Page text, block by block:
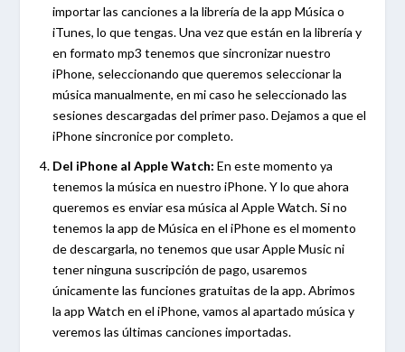
importar las canciones a la librería de la app Música o
iTunes, lo que tengas. Una vez que están en la librería y
en formato mp3 tenemos que sincronizar nuestro
iPhone, seleccionando que queremos seleccionar la
música manualmente, en mi caso he seleccionado las
sesiones descargadas del primer paso. Dejamos a que el
iPhone sincronice por completo.
Del iPhone al Apple Watch: En este momento ya
tenemos la música en nuestro iPhone. Y lo que ahora
queremos es enviar esa música al Apple Watch. Si no
tenemos la app de Música en el iPhone es el momento
de descargarla, no tenemos que usar Apple Music ni
tener ninguna suscripción de pago, usaremos
únicamente las funciones gratuitas de la app. Abrimos
la app Watch en el iPhone, vamos al apartado música y
veremos las últimas canciones importadas.